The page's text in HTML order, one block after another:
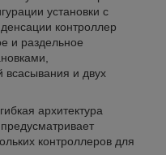
установки с
контроллер
и раздельное
и двух
гибкая архитектура
контроллеров для